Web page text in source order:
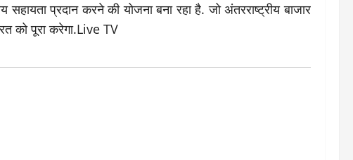
प्रदान करने की योजना बना रहा है. जो अंतरराष्ट्रीय बाजार
को पूरा करेगा.Live TV